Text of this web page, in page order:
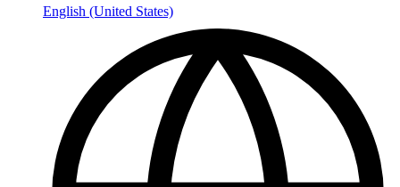
English (United States)